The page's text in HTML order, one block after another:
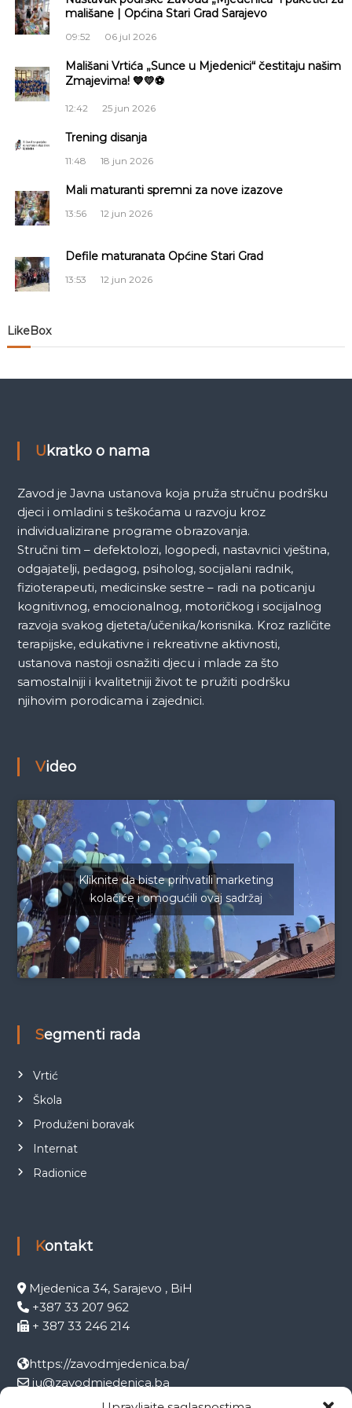
g
c
a
č
a
n
a
a
mališane | Općina Stari Grad Sarajevo
09:52 06 jul 2026
Mališani Vrtića „Sunce u Mjedenici“ čestitaju našim
Zmajevima! 💙💛⚽
12:42 25 jun 2026
Trening disanja
11:48 18 jun 2026
Mali maturanti spremni za nove izazove
13:56 12 jun 2026
Defile maturanata Općine Stari Grad
13:53 12 jun 2026
LikeBox
Ukratko o nama
Zavod je Javna ustanova koja pruža stručnu podršku
djeci i omladini s teškoćama u razvoju kroz
individualizirane programe obrazovanja.
Stručni tim – defektolozi, logopedi, nastavnici vještina,
odgajatelji, pedagog, psiholog, socijalani radnik,
fizioterapeuti, medicinske sestre – radi na poticanju
kognitivnog, emocionalnog, motoričkog i socijalnog
razvoja svakog djeteta/učenika/korisnika. Kroz različite
terapijske, edukativne i rekreativne aktivnosti,
ustanova nastoji osnažiti djecu i mlade za što
samostalniji i kvalitetniji život te pružiti podršku
njihovim porodicama i zajednici.
Video
Kliknite da biste prihvatili marketing
kolačiće i omogućili ovaj sadržaj
Segmenti rada
Vrtić
Škola
Produženi boravak
Internat
Radionice
Kontakt
Mjedenica 34, Sarajevo , BiH
+387 33 207 962
+ 387 33 246 214
https://zavodmjedenica.ba/
ju@zavodmjedenica.ba
info@zamjed.edu.ba